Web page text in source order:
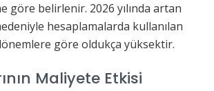
göre belirlenir. 2026 yılında artan
hesaplamalarda kullanılan
göre oldukça yüksektir.
Maliyete Etkisi